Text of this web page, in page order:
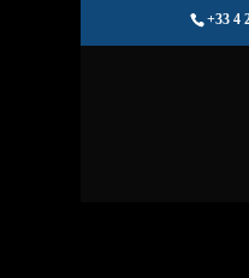
+33 4